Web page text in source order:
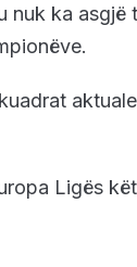
ka asgjë
Ligës